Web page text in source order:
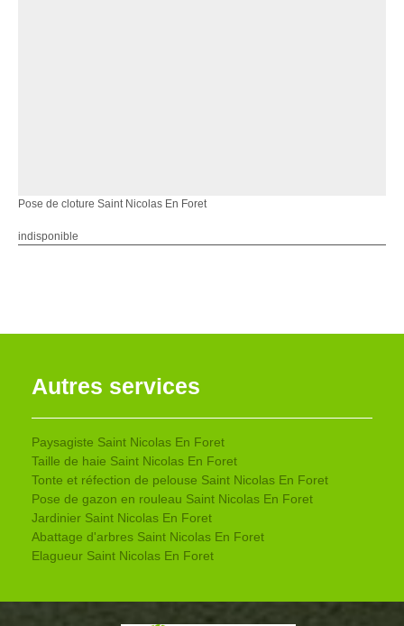
Pose de cloture Saint Nicolas En Foret
indisponible
Autres services
Paysagiste Saint Nicolas En Foret
Taille de haie Saint Nicolas En Foret
Tonte et réfection de pelouse Saint Nicolas En Foret
Pose de gazon en rouleau Saint Nicolas En Foret
Jardinier Saint Nicolas En Foret
Abattage d'arbres Saint Nicolas En Foret
Elagueur Saint Nicolas En Foret